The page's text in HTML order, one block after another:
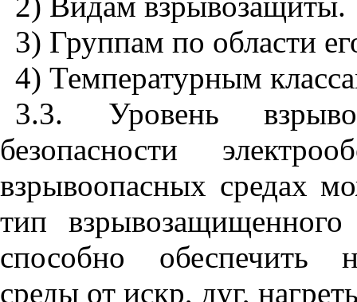
3) Группам по области
4) Температурным
3.3. Уровень
безопасности
взрывоопасных средах
тип взрывозащищенного
способно обеспечить
среды от искр, дуг,